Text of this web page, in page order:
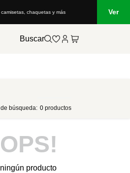
chaquetas y más Ver
Buscar
búsqueda: 0 productos
producto